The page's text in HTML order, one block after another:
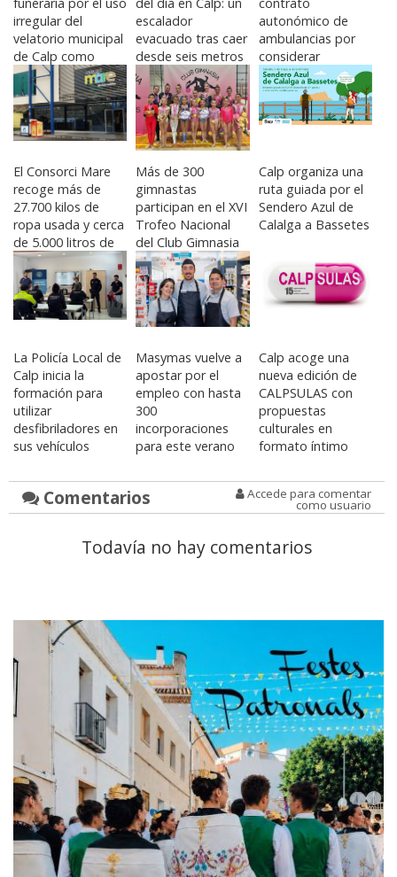
irregular del
velatorio municipal
de Calp como
depósito de
cadáveres
escalador
evacuado tras caer
desde seis metros
en Toix
autonómico de
ambulancias por
considerar
insuficiente la
dotación prevista
El Consorci Mare
recoge más de
27.700 kilos de
ropa usada y cerca
de 5.000 litros de
aceite en solo
cuatro meses
Más de 300
gimnastas
participan en el XVI
Trofeo Nacional
del Club Gimnasia
Les Marines de
Calp
Calp organiza una
ruta guiada por el
Sendero Azul de
Calalga a Bassetes
La Policía Local de
Calp inicia la
formación para
utilizar
desfibriladores en
sus vehículos
Masymas vuelve a
apostar por el
empleo con hasta
300
incorporaciones
para este verano
Calp acoge una
nueva edición de
CALPSULAS con
propuestas
culturales en
formato íntimo
Comentarios Accede para comentar
como usuario
Todavía no hay comentarios